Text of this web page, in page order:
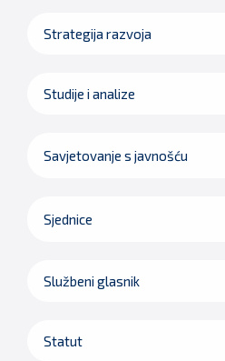
Strategija razvoja
Studije i analize
Savjetovanje s javnošću
Sjednice
Službeni glasnik
Statut